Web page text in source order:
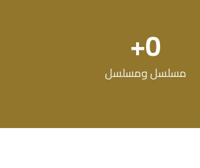
مسلسل ومسلسل
0
+